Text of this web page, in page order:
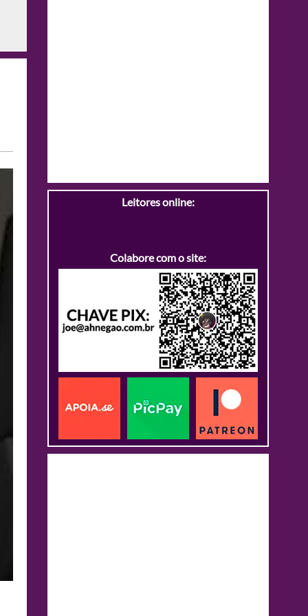
Leitores online:
Colabore com o site: